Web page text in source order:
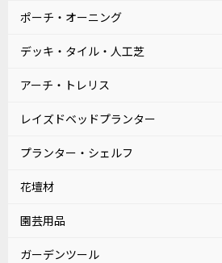
ポーチ・オーニング
デッキ・タイル・人工芝
アーチ・トレリス
レイズドベッドプランター
プランター・シェルフ
花壇材
園芸用品
ガーデンツール